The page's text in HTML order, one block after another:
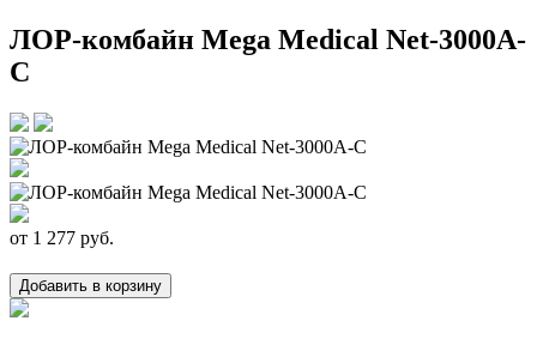
ЛОР-комбайн Mega Medical Net-3000A-
C
от 1 277 руб.
Добавить в корзину